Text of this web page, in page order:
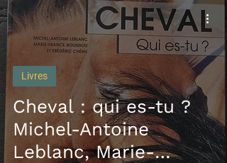
Cheval : qui es-tu ?
Michel-Antoine
Leblanc, Marie-
Livres